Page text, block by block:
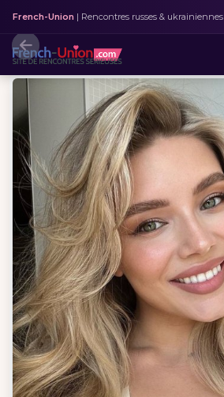
French-Union | Rencontres russes & ukrainiennes